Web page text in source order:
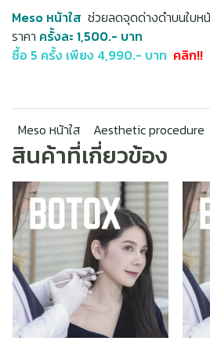
Meso หน้าใส ช่วยลดจุดด่างดำบนใบห
ราคา ครั้งละ 1,500.- บาท
ซื้อ 5 ครั้ง เพียง 4,990.- บาท คลิก!!
Meso หน้าใส Aesthetic procedure
สินค้าที่เกี่ยวข้อง